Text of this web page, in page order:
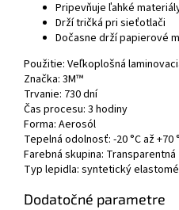
Pripevňuje ľahké
Drží tričká pri sieťotlači
Dočasne drží papierové
Použitie: Veľkoplošná
Značka: 3M™
Trvanie: 730 dní
Čas procesu: 3 hodiny
Forma: Aerosól
Tepelná odolnosť: -20 °C až +70
Farebná skupina: Transparentná
Typ lepidla: syntetický
Dodatočné parametre